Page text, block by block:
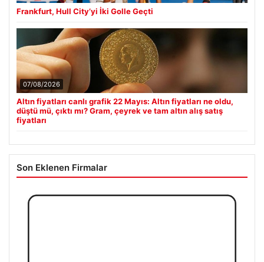
Frankfurt, Hull City’yi İki Golle Geçti
07/08/2026
Altın fiyatları canlı grafik 22 Mayıs: Altın fiyatları ne oldu,
düştü mü, çıktı mı? Gram, çeyrek ve tam altın alış satış
fiyatları
Son Eklenen Firmalar